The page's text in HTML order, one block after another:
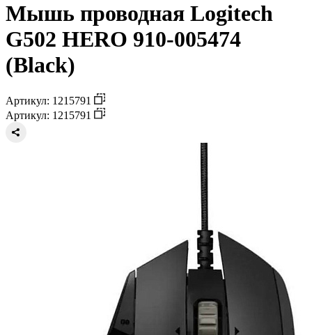
Мышь проводная Logitech
G502 HERO 910-005474
(Black)
Артикул: 1215791
Артикул: 1215791